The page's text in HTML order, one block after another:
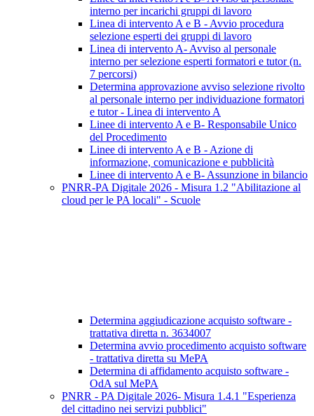
interno per incarichi gruppi di lavoro
Linea di intervento A e B - Avvio procedura
selezione esperti dei gruppi di lavoro
Linea di intervento A- Avviso al personale
interno per selezione esperti formatori e tutor (n.
7 percorsi)
Determina approvazione avviso selezione rivolto
al personale interno per individuazione formatori
e tutor - Linea di intervento A
Linee di intervento A e B- Responsabile Unico
del Procedimento
Linee di intervento A e B - Azione di
informazione, comunicazione e pubblicità
Linee di intervento A e B- Assunzione in bilancio
PNRR-PA Digitale 2026 - Misura 1.2 "Abilitazione al
cloud per le PA locali" - Scuole
Determina aggiudicazione acquisto software -
trattativa diretta n. 3634007
Determina avvio procedimento acquisto software
- trattativa diretta su MePA
Determina di affidamento acquisto software -
OdA sul MePA
PNRR - PA Digitale 2026- Misura 1.4.1 "Esperienza
del cittadino nei servizi pubblici"